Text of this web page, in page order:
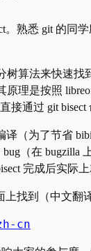
熟悉 git 的同
算法来快速
理是按照
通过 git
（为了节省
（在 bugzilla
完成后实际
找到（中文翻
cn